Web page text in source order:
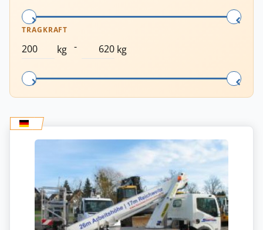
TRAGKRAFT
kg - kg